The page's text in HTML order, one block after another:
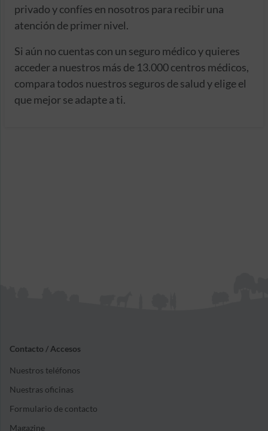
privado y confíes en nosotros para recibir una
atención de primer nivel.
Si aún no cuentas con un seguro médico y quieres
acceder a nuestros más de 13.000 centros médicos,
compara todos nuestros seguros de salud y elige el
que mejor se adapte a ti.
Contacto / Accesos
Nuestros teléfonos
Nuestras oficinas
Formulario de contacto
Magazine